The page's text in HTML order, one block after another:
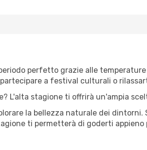
perfetto grazie alle
a festival culturali o
L'alta stagione ti offrirà un'ampia
la bellezza naturale dei
ti permetterà di goderti appieno